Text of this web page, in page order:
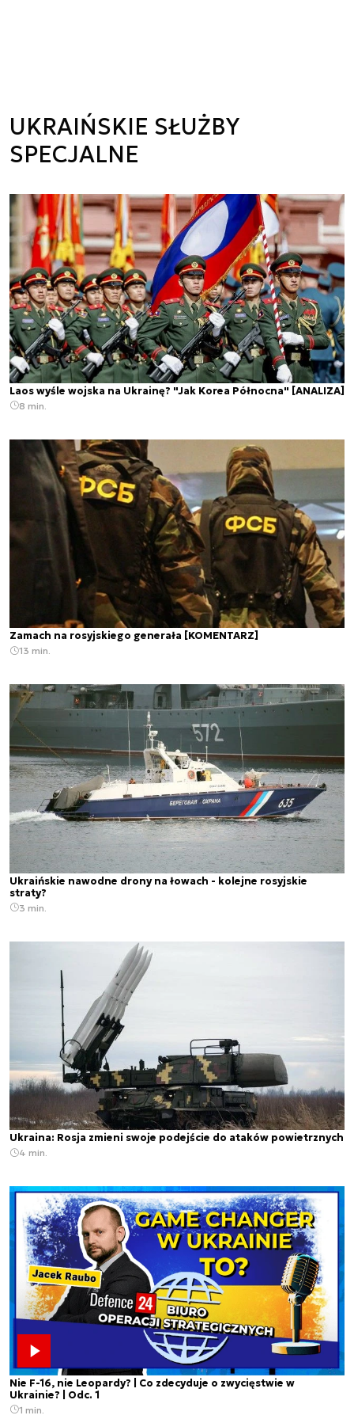
UKRAIŃSKIE SŁUŻBY
SPECJALNE
Laos wyśle wojska na Ukrainę? "Jak Korea Północna" [ANALIZA]
8 min.
Zamach na rosyjskiego generała [KOMENTARZ]
13 min.
Ukraińskie nawodne drony na łowach - kolejne rosyjskie
straty?
3 min.
Ukraina: Rosja zmieni swoje podejście do ataków powietrznych
4 min.
Nie F-16, nie Leopardy? | Co zdecyduje o zwycięstwie w
Ukrainie? | Odc. 1
1 min.